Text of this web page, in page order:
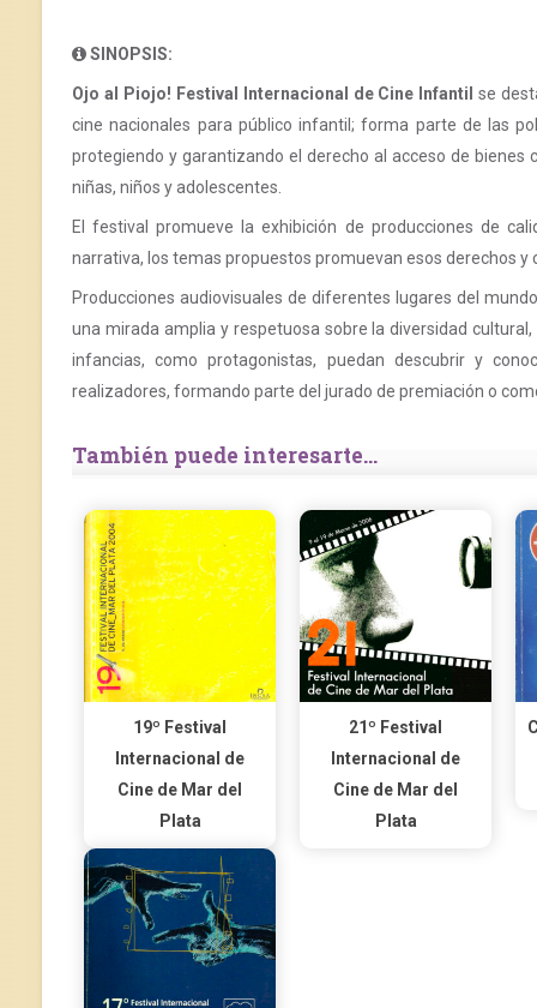
SINOPSIS:
Ojo al Piojo! Festival Internacional de Cine Infantil se
cine nacionales para público infantil; forma parte de las
protegiendo y garantizando el derecho al acceso de bienes
niñas, niños y adolescentes.
El festival promueve la exhibición de producciones de
narrativa, los temas propuestos promuevan esos derechos
Producciones audiovisuales de diferentes lugares del
una mirada amplia y respetuosa sobre la diversidad
infancias, como protagonistas, puedan descubrir y
realizadores, formando parte del jurado de premiación o
También puede interesarte...
19º Festival
Internacional de
Cine de Mar del
Plata
21º Festival
Internacional de
Cine de Mar del
Plata